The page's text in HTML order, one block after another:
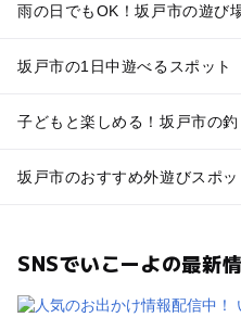
雨の日でもOK！坂戸市の遊び
坂戸市の1日中遊べるスポット
子どもと楽しめる！坂戸市の釣
坂戸市のおすすめ外遊びスポッ
SNSでいこーよの最新